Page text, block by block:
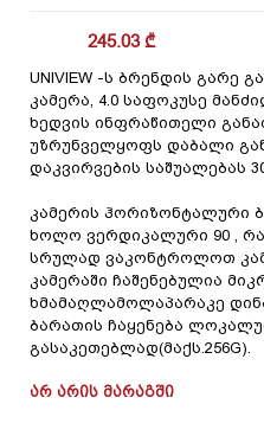
245.03₾
UNIVIEW -ს ბრენდის გარე
კამერა, 4.0 საფოკუსე
ხედვის ინფრაწითელი
უზრუნველყოფს დაბალი
დაკვირვების საშუალებას
კამერის ჰორიზონტალური
ხოლო ვერდიკალური 90 ,
სრულად ვაკონტროლოთ
კამერაში ჩაშენებულია
ხმამაღლამოლაპარაკე
ბარათის ჩაყენება
გასაკეთებლად(მაქს.256G).
ᲐᲠ ᲐᲠᲘᲡ ᲛᲐᲠᲐᲒᲨᲘ